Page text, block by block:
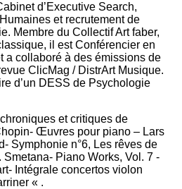
d’Executive Search,
et recrutement de
Membre du Collectif Art faber,
il est Conférencier en
a collaboré à des émissions de
ClicMag / DistrArt Musique.
d’un DESS de Psychologie
chroniques et critiques de
Œuvres pour piano – Lars
Symphonie n°6, Les rêves de
Smetana- Piano Works, Vol. 7 -
Intégrale concertos violon
« .